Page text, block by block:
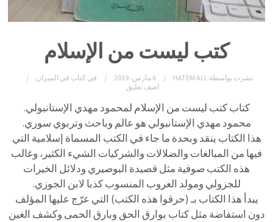
كتب ليست من الإسلام
نشرت بواسطة: HATEM ALI 6 مارس، 2019 في كتاب في الميزان
اضف تعليق
كتاب كتب ليست من الإسلام لمحمود مهدي الإستانبولي.
محمود مهدي الإستانبولي هو عالم وباحث وتربوي سوري.
هذا الكتاب ينقد وبحدة ما جاء في الكتب المسماة إسلامية التي
فيها من المبالغات والضلالات والشركيات الشيء الكثير، وغالب
هذه الكتب صوفية مثل قصيدة البوصيري ودلائل الخيرات
للجزولي ومولد العروب المنسوب كذبا لابن الجوزي.
يبدأ هذا الكتاب بـ (حرقوا هذه الكتب) التي عرّج عليها المؤلف
دون استفاضة مثل كتاب بوارق الحق وبارق الحمى وكشف الغين